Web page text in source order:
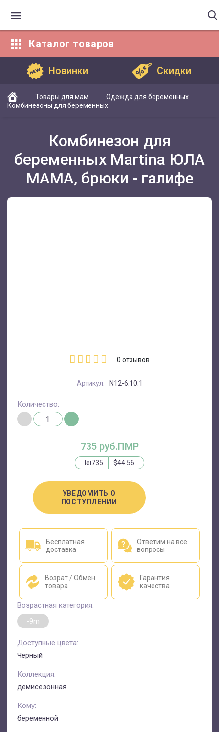
Каталог товаров
Новинки Скидки
Товары для мам
Одежда для беременных
Комбинезоны для беременных
Комбинезон для
беременных Martina ЮЛА
МАМА, брюки - галифе
0 отзывов
Артикул: N12-6.10.1
735 руб.ПМР
lei735 $44.56
УВЕДОМИТЬ О
ПОСТУПЛЕНИИ
Количество:
Бесплатная
доставка
Ответим на все
вопросы
Возрат / Обмен
товара
Гарантия
качества
Возрастная категория:
-9m
Доступные цвета:
Черный
Коллекция:
демисезонная
Кому:
беременной